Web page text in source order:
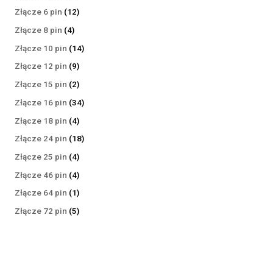
produktów
Złącze 6 pin 1212
Złącze 8 pin 44
produkty
Złącze 10 pin 1414
Złącze 12 pin 99
produktów
Złącze 15 pin 22
produkty
Złącze 16 pin 3434
Złącze 18 pin 44
produkty
Złącze 24 pin 1818
Złącze 25 pin 44
produkty
Złącze 46 pin 44
produkty
Złącze 64 pin 11
produkt
Złącze 72 pin 55